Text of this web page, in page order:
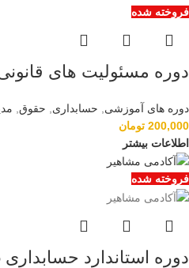
فروخته شده
دوره مسئولیت های
دوره های آموزشی حسابداری حقوق
200,000 تومان
اطلاعات بیشتر
فروخته شده
دوره استاندارد حسابداری 35